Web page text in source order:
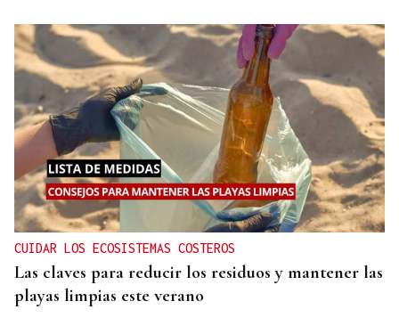
CUIDAR LOS ECOSISTEMAS COSTEROS
Las claves para reducir los residuos y mantener las
playas limpias este verano